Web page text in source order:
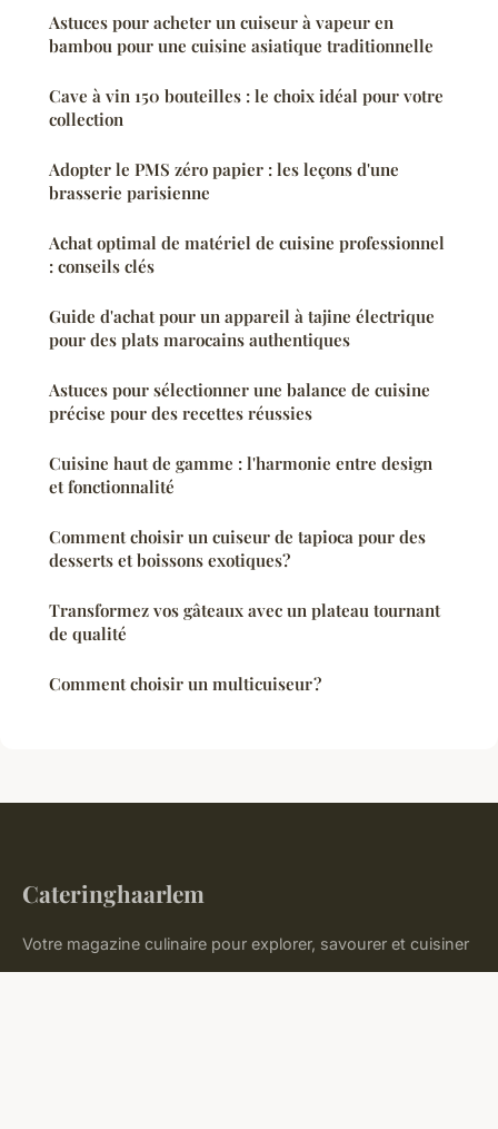
Astuces pour acheter un cuiseur à vapeur en
bambou pour une cuisine asiatique traditionnelle
Cave à vin 150 bouteilles : le choix idéal pour votre
collection
Adopter le PMS zéro papier : les leçons d'une
brasserie parisienne
Achat optimal de matériel de cuisine professionnel
: conseils clés
Guide d'achat pour un appareil à tajine électrique
pour des plats marocains authentiques
Astuces pour sélectionner une balance de cuisine
précise pour des recettes réussies
Cuisine haut de gamme : l'harmonie entre design
et fonctionnalité
Comment choisir un cuiseur de tapioca pour des
desserts et boissons exotiques?
Transformez vos gâteaux avec un plateau tournant
de qualité
Comment choisir un multicuiseur ?
Cateringhaarlem
Votre magazine culinaire pour explorer, savourer et cuisiner